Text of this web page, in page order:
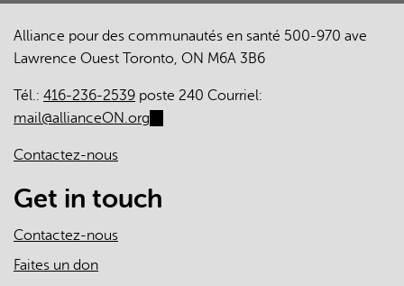
Alliance pour des communautés en santé 500-970 ave
Lawrence Ouest Toronto, ON M6A 3B6
Tél.: 416-236-2539 poste 240 Courriel:
mail@allianceON.org
mail)
Contactez-nous
Get in touch
Contactez-nous
Faites un don